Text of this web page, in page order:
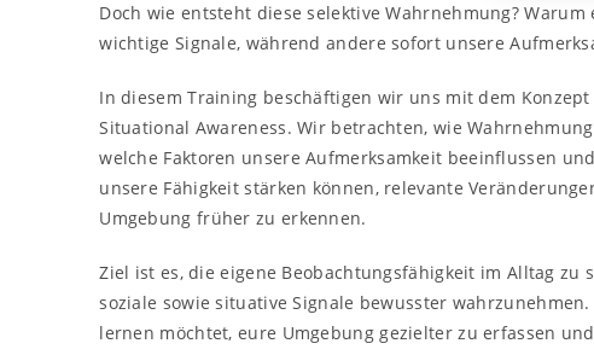
Doch wie entsteht diese selektive Wahrnehmung? Warum
wichtige Signale, während andere sofort unsere
In diesem Training beschäftigen wir uns mit dem
Situational Awareness. Wir betrachten, wie
welche Faktoren unsere Aufmerksamkeit beeinflussen
unsere Fähigkeit stärken können, relevante
Umgebung früher zu erkennen.
Ziel ist es, die eigene Beobachtungsfähigkeit im Alltag zu
soziale sowie situative Signale bewusster
lernen möchtet, eure Umgebung gezielter zu erfassen